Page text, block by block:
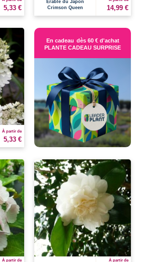
5,33 €
Érable du Japon
Crimson Queen
14,99 €
À partir de
5,33 €
En cadeau dès 60 € d'achat
PLANTE CADEAU SURPRISE
À partir de À partir de